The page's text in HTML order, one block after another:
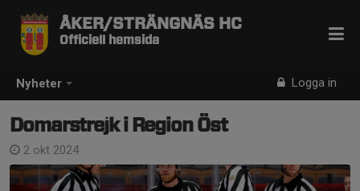
Nyheter Logga in
ÅKER/STRÄNGNÄS HC
Officiell hemsida
Domarstrejk i Region Öst
2 okt 2024